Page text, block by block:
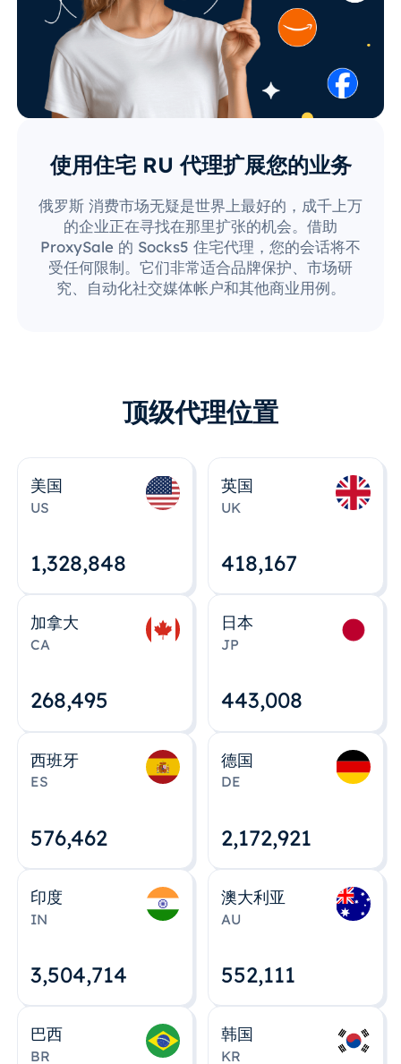
使用住宅 RU 代理扩展您的业务
俄罗斯 消费市场无疑是世界上最好的，成千上万
的企业正在寻找在那里扩张的机会。借助
ProxySale 的 Socks5 住宅代理，您的会话将不
受任何限制。它们非常适合品牌保护、市场研
究、自动化社交媒体帐户和其他商业用例。
顶级代理位置
美国
US
1,328,848
英国
UK
418,167
加拿大
CA
268,495
日本
JP
443,008
西班牙
ES
576,463
德国
DE
2,172,922
印度
IN
3,504,715
澳大利亚
AU
552,112
巴西
BR
韩国
KR